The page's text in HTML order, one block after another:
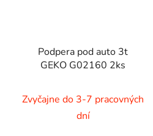
Podpera pod auto 3t
GEKO G02160 2ks
Zvyčajne do 3-7 pracovných
dní